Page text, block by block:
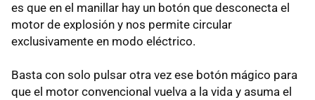
es que en el manillar hay un botón que desconecta el
motor de explosión y nos permite circular
exclusivamente en modo eléctrico.
Basta con solo pulsar otra vez ese botón mágico para
que el motor convencional vuelva a la vida y asuma el